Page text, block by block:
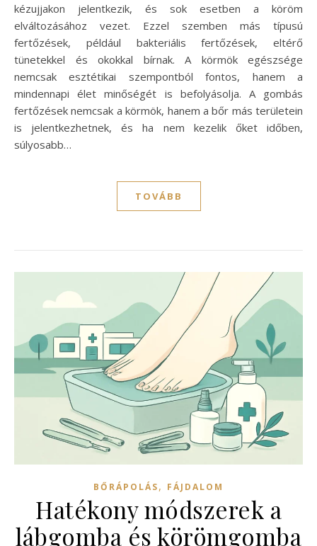
kézujjakon jelentkezik, és sok esetben a köröm
elváltozásához vezet. Ezzel szemben más típusú
fertőzések, például bakteriális fertőzések, eltérő
tünetekkel és okokkal bírnak. A körmök egészsége
nemcsak esztétikai szempontból fontos, hanem a
mindennapi élet minőségét is befolyásolja. A gombás
fertőzések nemcsak a körmök, hanem a bőr más területein
is jelentkezhetnek, és ha nem kezelik őket időben,
súlyosabb…
TOVÁBB
BŐRÁPOLÁS, FÁJDALOM
Hatékony módszerek a
lábgomba és körömgomba